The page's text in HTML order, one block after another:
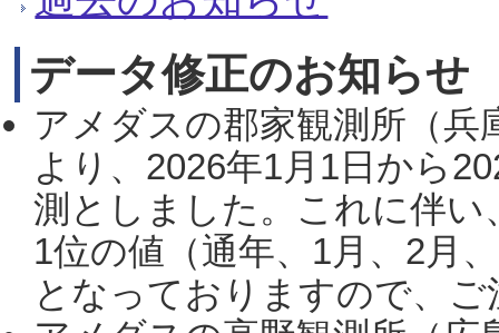
データ修正のお知らせ
アメダスの郡家観測所（
より、2026年1月1日から
測としました。これに伴い
1位の値（通年、1月、2月
となっておりますので、